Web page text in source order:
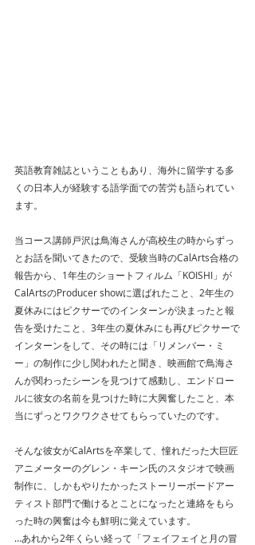
英語教育雑誌ということもあり、海外に留学する多
くの日本人が経験する語学面での苦労も語られてい
ます。
当コース講師戸沢は鳥海さんが高校生の時からずっ
とお話を聞いてきたので、受験当時のCalArts合格の
報告から、1年生のショートフィルム「KOISHI」が
CalArtsのProducer showに選ばれたこと、2年生の
夏休みにはピクサーでのインターンが決まったと報
告を受けたこと、3年生の夏休みにも再びピクサーで
インターンをして、その時には「リメンバー・ミ
ー」の制作に少し関われたと聞き、映画館で鳥海さ
んが関わったシーンを見つけて感動し、エンドロー
ルに彼女の名前を見つけた時に大興奮したこと、本
当にずっとワクワクさせてもらっていたのです。
そんな彼女がCalArtsを卒業して、憧れだった大巨匠
アニメーターのグレン・キーン氏のスタジオで映画
制作に、しかもやりたかったストーリーボードアー
ティスト部門で働けるとことになったと連絡をもら
った時の興奮は今も鮮明に覚えています。
…あれから2年くらい経って「フェイフェイと月の冒